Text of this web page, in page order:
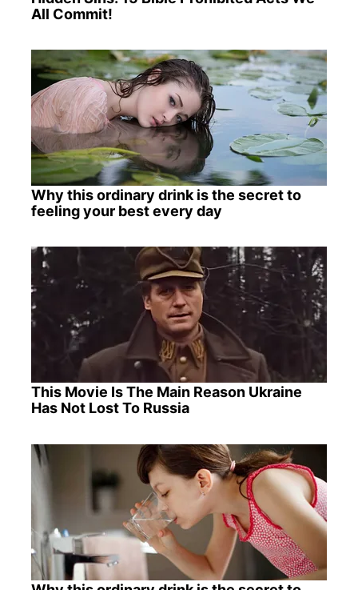
All Commit!
Why this ordinary drink is the secret to
feeling your best every day
This Movie Is The Main Reason Ukraine
Has Not Lost To Russia